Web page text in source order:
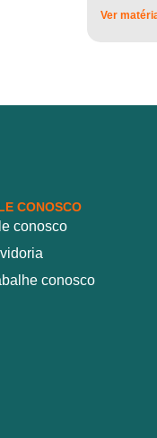
Ver
CONOSCO
conosco
conosco